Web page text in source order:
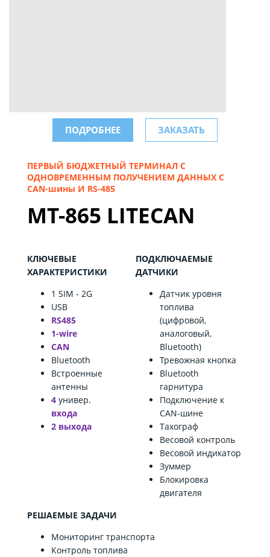
ПОДРОБНЕЕ ЗАКАЗАТЬ
ПЕРВЫЙ БЮДЖЕТНЫЙ ТЕРМИНАЛ С
ОДНОВРЕМЕННЫМ ПОЛУЧЕНИЕМ ДАННЫХ С
СAN-шины И RS-485
MT-865 LITECAN
КЛЮЧЕВЫЕ
ХАРАКТЕРИСТИКИ
1 SIM - 2G
USB
RS485
1-wire
CAN
Bluetooth
Встроенные
антенны
4 универ.
входа
2 выхода
ПОДКЛЮЧАЕМЫЕ
ДАТЧИКИ
Датчик уровня
топлива
(цифровой,
аналоговый,
Bluetooth)
Тревожная кнопка
Bluetooth
гарнитура
Подключение к
CAN-шине
Тахограф
Весовой контроль
Весовой индикатор
Зуммер
Блокировка
двигателя
РЕШАЕМЫЕ ЗАДАЧИ
Мониторинг транспорта
Контроль топлива